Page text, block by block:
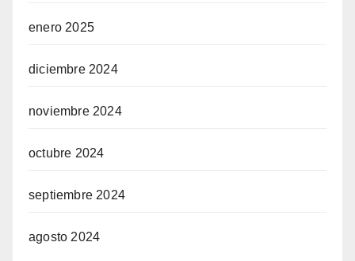
enero 2025
diciembre 2024
noviembre 2024
octubre 2024
septiembre 2024
agosto 2024